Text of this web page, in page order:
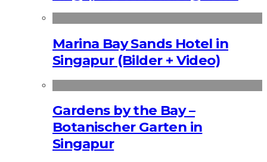
Marina Bay Sands Hotel in
Singapur (Bilder + Video)
Gardens by the Bay –
Botanischer Garten in
Singapur